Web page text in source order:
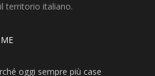
territorio italiano.
oggi sempre più case